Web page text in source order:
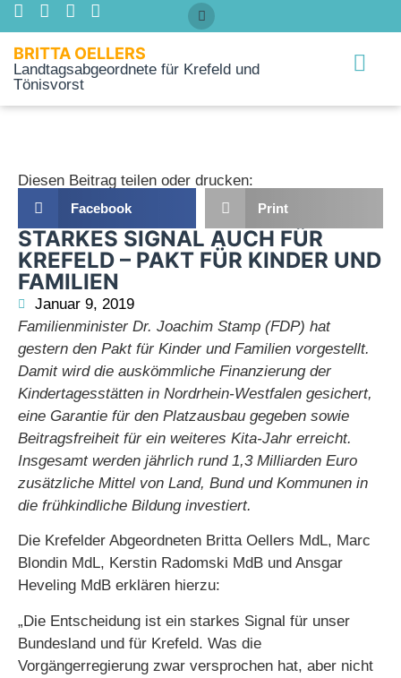
BRITTA OELLERS
Landtagsabgeordnete für Krefeld und
Tönisvorst
STARKES SIGNAL AUCH FÜR
KREFELD – PAKT FÜR KINDER UND
FAMILIEN
Januar 9, 2019
Familienminister Dr. Joachim Stamp (FDP) hat
gestern den Pakt für Kinder und Familien vorgestellt.
Damit wird die auskömmliche Finanzierung der
Kindertagesstätten in Nordrhein-Westfalen gesichert,
eine Garantie für den Platzausbau gegeben sowie
Beitragsfreiheit für ein weiteres Kita-Jahr erreicht.
Insgesamt werden jährlich rund 1,3 Milliarden Euro
zusätzliche Mittel von Land, Bund und Kommunen in
die frühkindliche Bildung investiert.
Die Krefelder Abgeordneten Britta Oellers MdL, Marc
Blondin MdL, Kerstin Radomski MdB und Ansgar
Heveling MdB erklären hierzu:
„Die Entscheidung ist ein starkes Signal für unser
Bundesland und für Krefeld. Was die
Vorgängerregierung zwar versprochen hat, aber nicht
Diesen Beitrag teilen oder drucken:
Facebook Print